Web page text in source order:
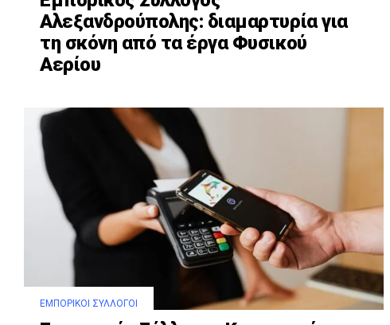
Αλεξανδρούπολης: διαμαρτυρία για
τη σκόνη από τα έργα Φυσικού
Αερίου
ΕΜΠΟΡΙΚΟΊ ΣΎΛΛΟΓΟΙ